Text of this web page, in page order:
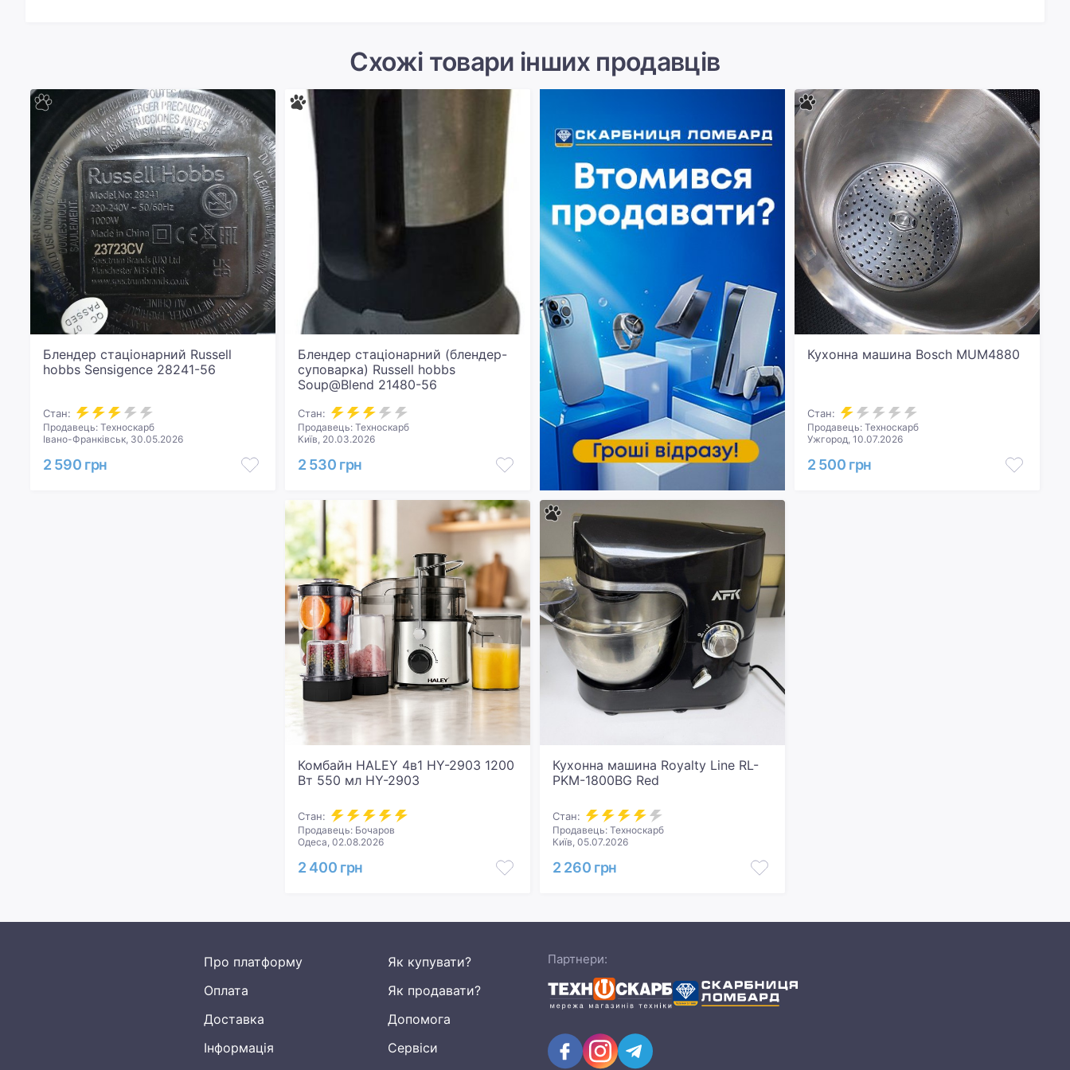
Схожі товари інших продавців
Блендер стаціонарний Russell
hobbs Sensigence 28241-56
Стан:
Продавець: Техноскарб
Івано-Франківськ, 30.05.2026
2 590 грн
Блендер стаціонарний (блендер-
суповарка) Russell hobbs
Soup@Blend 21480-56
Стан:
Продавець: Техноскарб
Київ, 20.03.2026
2 530 грн
Кухонна машина Bosch MUM4880
Стан:
Продавець: Техноскарб
Ужгород, 10.07.2026
2 500 грн
Комбайн HALEY 4в1 HY-2903 1200
Вт 550 мл HY-2903
Стан:
Продавець: Бочаров
Одеса, 02.08.2026
2 400 грн
Кухонна машина Royalty Line RL-
PKM-1800BG Red
Стан:
Продавець: Техноскарб
Київ, 05.07.2026
2 260 грн
Про платформу
Оплата
Доставка
Інформація
Як купувати?
Як продавати?
Допомога
Сервіси
Партнери: